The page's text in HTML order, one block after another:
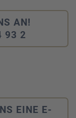
AN!
93 2
EINE E-